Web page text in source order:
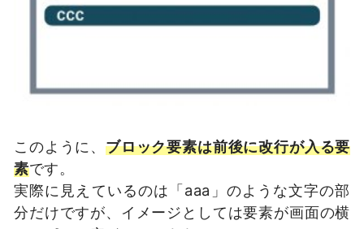
このように、 ブロック要素は前後に改行が入る要
素です。
実際に見えているのは「aaa」のような文字の部
分だけですが、イメージとしては要素が画面の横